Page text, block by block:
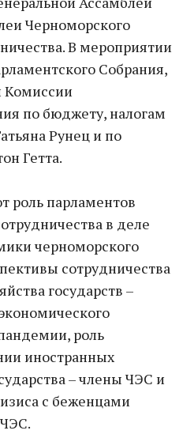
Черноморского
В мероприятии
Собрания,
Комиссии
по бюджету, налогам
Рунец и по
Гетта.
роль парламентов
в деле
черноморского
сотрудничества
государств –
роль
иностранных
– члены ЧЭС и
с беженцами